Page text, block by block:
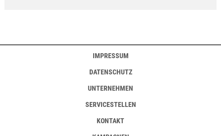
IMPRESSUM
DATENSCHUTZ
UNTERNEHMEN
SERVICESTELLEN
KONTAKT